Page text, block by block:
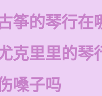
筝的琴行在
克里里的琴
嗓子吗